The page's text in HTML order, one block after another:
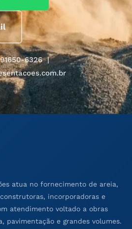
91650-6326 |
atua no fornecimento de areia,
incorporadoras e
atendimento voltado a obras
pavimentação e grandes volumes.